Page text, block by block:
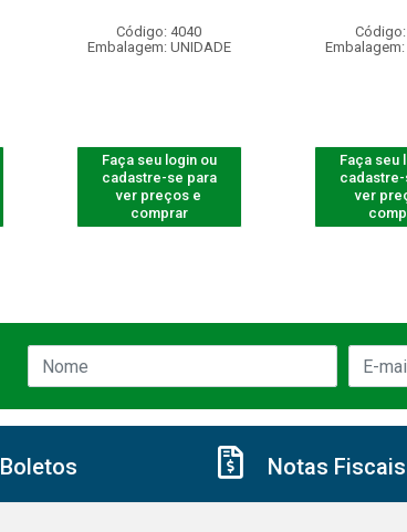
Código: 4040
Embalagem: UNIDADE
Faça seu login ou
cadastre-se para
ver preços e
comprar
Embalagem:
Faça seu
ver
Boletos Notas Fiscais